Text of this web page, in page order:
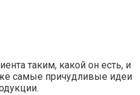
таким, какой он есть, и
самые причудливые идеи